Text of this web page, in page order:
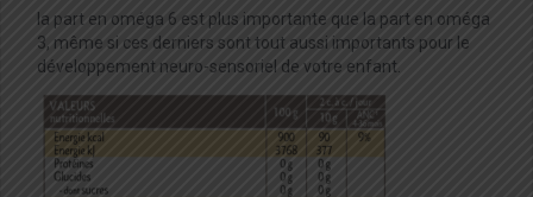
la part en oméga 6 est plus importante que la part en oméga
3, même si ces derniers sont tout aussi importants pour le
développement neuro-sensoriel de votre enfant.